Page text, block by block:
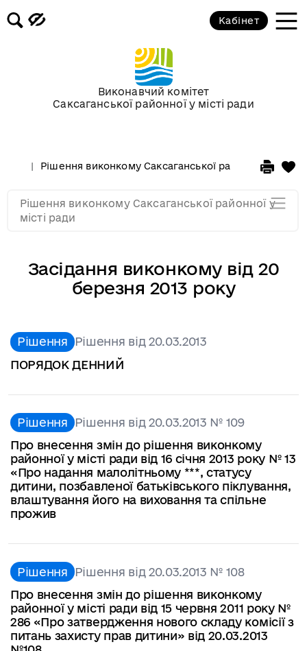
Виконавчий комітет
Саксаганської районної у місті ради
Кабінет
Рішення виконкому Саксаганської районної у місті
Засідання виконкому від 20
березня 2013 року
Рішення Рішення від 20.03.2013
ПОРЯДОК ДЕННИЙ
Рішення Рішення від 20.03.2013 № 109
Про внесення змін до рішення виконкому
районної у місті ради від 16 січня 2013 року № 13
«Про надання малолітньому ***, статусу
дитини, позбавленої батьківського піклування,
влаштування його на виховання та спільне
прожив
Рішення Рішення від 20.03.2013 № 108
Про внесення змін до рішення виконкому
районної у місті ради від 15 червня 2011 року №
286 «Про затвердження нового складу комісії з
питань захисту прав дитини» від 20.03.2013
Рішення виконкому Саксаганської районної у
місті ради
Засідання виконкому від 20
Засідання виконкому від 16
січня 2013 року
Засідання за 2011
Засідання за 2010